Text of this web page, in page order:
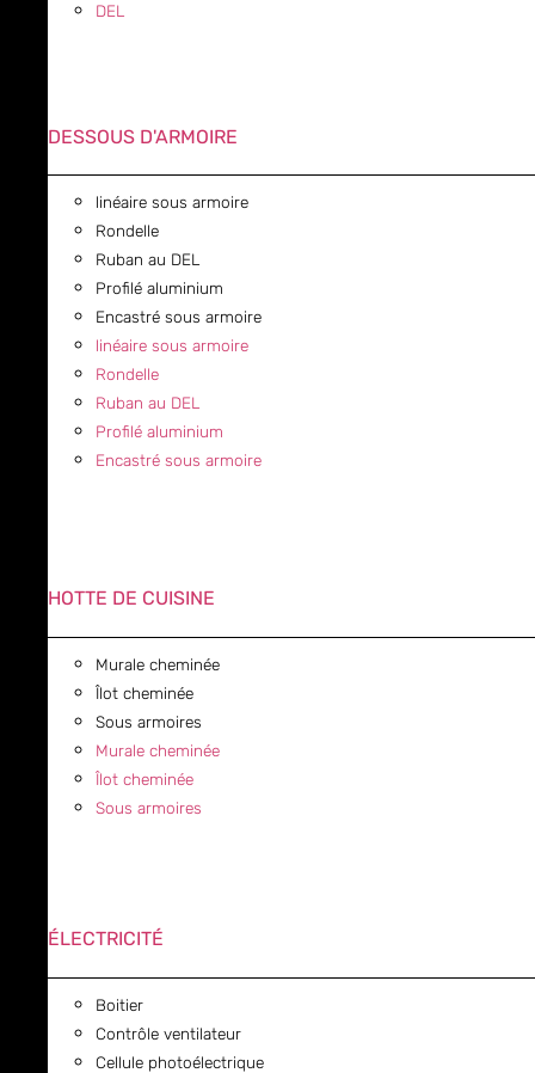
DEL
DESSOUS D'ARMOIRE
linéaire sous armoire
Rondelle
Ruban au DEL
Profilé aluminium
Encastré sous armoire
linéaire sous armoire
Rondelle
Ruban au DEL
Profilé aluminium
Encastré sous armoire
HOTTE DE CUISINE
Murale cheminée
Îlot cheminée
Sous armoires
Murale cheminée
Îlot cheminée
Sous armoires
ÉLECTRICITÉ
Boitier
Contrôle ventilateur
Cellule photoélectrique